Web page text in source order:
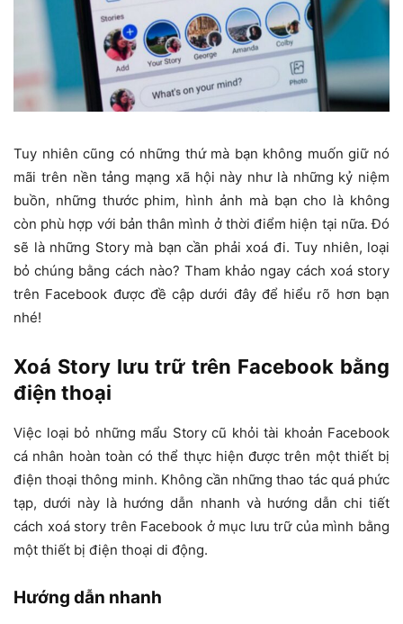
Tuy nhiên cũng có những thứ mà bạn không muốn giữ nó
mãi trên nền tảng mạng xã hội này như là những kỷ niệm
buồn, những thước phim, hình ảnh mà bạn cho là không
còn phù hợp với bản thân mình ở thời điểm hiện tại nữa. Đó
sẽ là những Story mà bạn cần phải xoá đi. Tuy nhiên, loại
bỏ chúng bằng cách nào? Tham khảo ngay cách xoá story
trên Facebook được đề cập dưới đây để hiểu rõ hơn bạn
nhé!
Xoá Story lưu trữ trên Facebook bằng
điện thoại
Việc loại bỏ những mẩu Story cũ khỏi tài khoản Facebook
cá nhân hoàn toàn có thể thực hiện được trên một thiết bị
điện thoại thông minh. Không cần những thao tác quá phức
tạp, dưới này là hướng dẫn nhanh và hướng dẫn chi tiết
cách xoá story trên Facebook ở mục lưu trữ của mình bằng
một thiết bị điện thoại di động.
Hướng dẫn nhanh